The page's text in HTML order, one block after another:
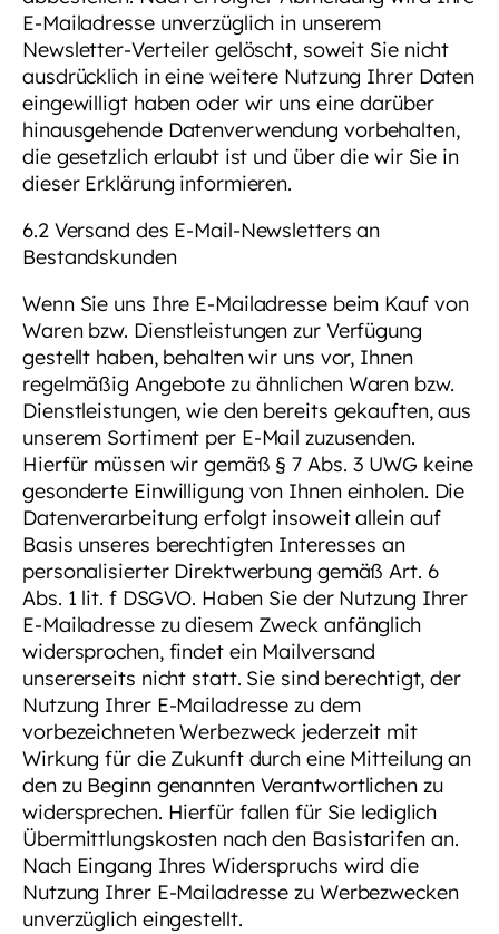
E-Mailadresse unverzüglich in unserem
Newsletter-Verteiler gelöscht, soweit Sie nicht
ausdrücklich in eine weitere Nutzung Ihrer Daten
eingewilligt haben oder wir uns eine darüber
hinausgehende Datenverwendung vorbehalten,
die gesetzlich erlaubt ist und über die wir Sie in
dieser Erklärung informieren.
6.2 Versand des E-Mail-Newsletters an
Bestandskunden
Wenn Sie uns Ihre E-Mailadresse beim Kauf von
Waren bzw. Dienstleistungen zur Verfügung
gestellt haben, behalten wir uns vor, Ihnen
regelmäßig Angebote zu ähnlichen Waren bzw.
Dienstleistungen, wie den bereits gekauften, aus
unserem Sortiment per E-Mail zuzusenden.
Hierfür müssen wir gemäß § 7 Abs. 3 UWG keine
gesonderte Einwilligung von Ihnen einholen. Die
Datenverarbeitung erfolgt insoweit allein auf
Basis unseres berechtigten Interesses an
personalisierter Direktwerbung gemäß Art. 6
Abs. 1 lit. f DSGVO. Haben Sie der Nutzung Ihrer
E-Mailadresse zu diesem Zweck anfänglich
widersprochen, findet ein Mailversand
unsererseits nicht statt. Sie sind berechtigt, der
Nutzung Ihrer E-Mailadresse zu dem
vorbezeichneten Werbezweck jederzeit mit
Wirkung für die Zukunft durch eine Mitteilung an
den zu Beginn genannten Verantwortlichen zu
widersprechen. Hierfür fallen für Sie lediglich
Übermittlungskosten nach den Basistarifen an.
Nach Eingang Ihres Widerspruchs wird die
Nutzung Ihrer E-Mailadresse zu Werbezwecken
unverzüglich eingestellt.